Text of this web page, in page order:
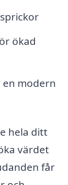
ökad
en modern
hela ditt
värdet
får